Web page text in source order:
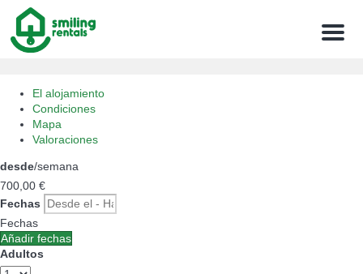
Menu
El alojamiento
Condiciones
Mapa
Valoraciones
desde/semana
700, 00 €
Fechas
Fechas
Añadir fechas
Adultos